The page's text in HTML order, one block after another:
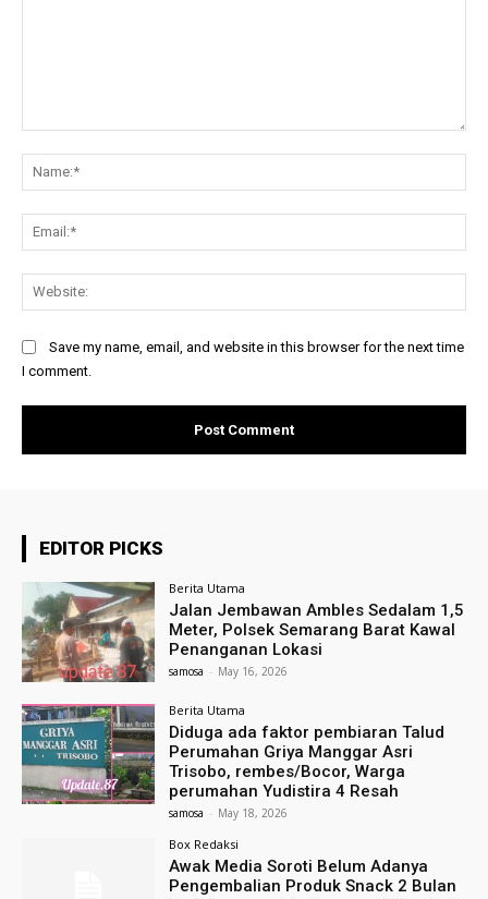
Save my name, email, and website in this browser for the next time
I comment.
EDITOR PICKS
Berita Utama
Jalan Jembawan Ambles Sedalam 1,5
Meter, Polsek Semarang Barat Kawal
Penanganan Lokasi
samosa - May 16, 2026
Berita Utama
Diduga ada faktor pembiaran Talud
Perumahan Griya Manggar Asri
Trisobo, rembes/Bocor, Warga
perumahan Yudistira 4 Resah
samosa - May 18, 2026
Box Redaksi
Awak Media Soroti Belum Adanya
Pengembalian Produk Snack 2 Bulan